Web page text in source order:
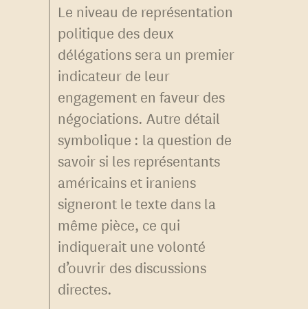
Le niveau de représentation
politique des deux
délégations sera un premier
indicateur de leur
engagement en faveur des
négociations. Autre détail
symbolique : la question de
savoir si les représentants
américains et iraniens
signeront le texte dans la
même pièce, ce qui
indiquerait une volonté
d’ouvrir des discussions
directes.